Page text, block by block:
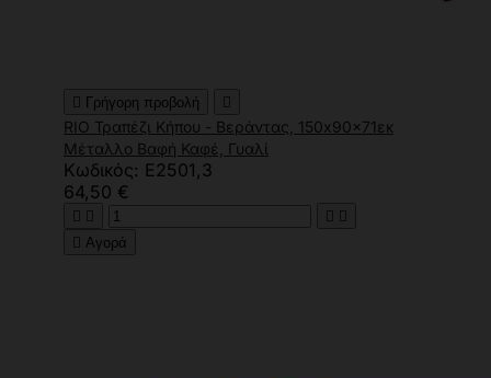
 Γρήγορη προβολή 
RIO Τραπέζι Κήπου - Βεράντας, 150x90x71εκ
Μέταλλο Βαφή Καφέ, Γυαλί
Κωδικός: Ε2501,3
64,50 €
   
 Αγορά